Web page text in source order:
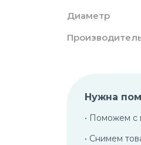
Диаметр
Нужна
• Поможем с
• Снимем